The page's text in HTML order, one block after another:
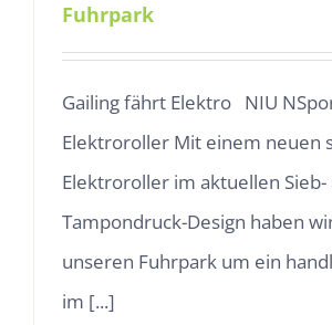
Fuhrpark
Gailing fährt Elektro NIU
Elektroroller Mit einem neuen
Elektroroller im aktuellen Sieb-
Tampondruck-Design haben
unseren Fuhrpark um ein
im [...]